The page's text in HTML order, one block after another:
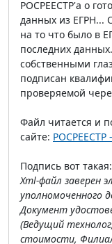
РОСРЕЕСТР'а о
данных из ЕГРН...
на то что было в
последних
собственными
подписан
проверяемой
Файл читается и
сайте: РОСРЕЕСТР
Подпись вот такая:
Xml-файл заверен
уполномоченного
Документ
(Ведущий
стоимости,